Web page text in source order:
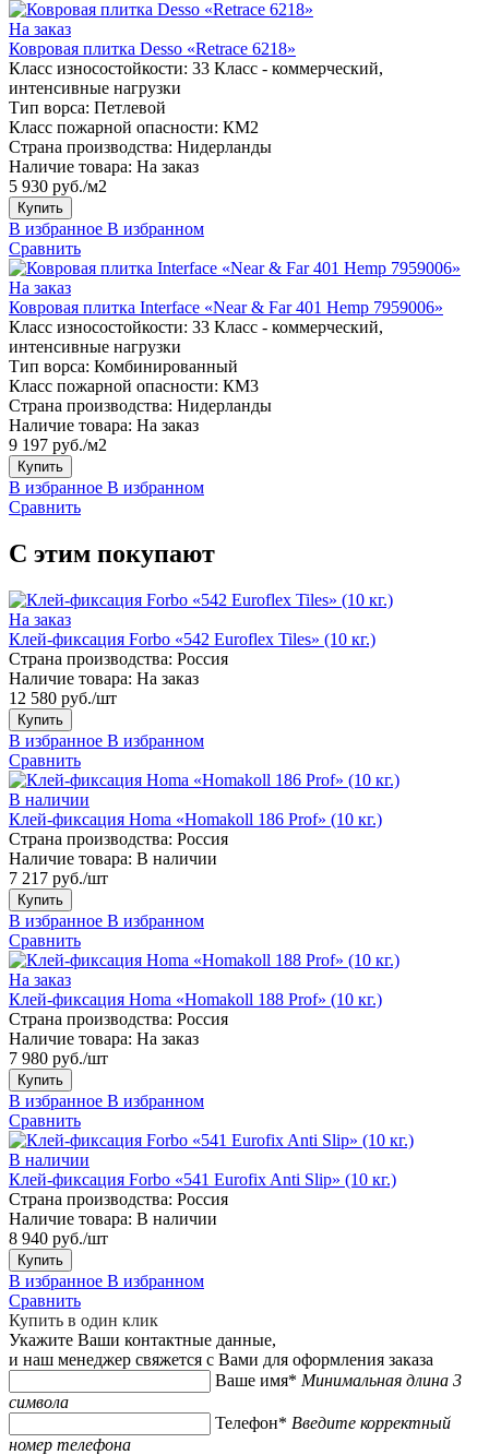
На заказ
Ковровая плитка Desso «Retrace 6218»
Класс износостойкости: 33 Класс - коммерческий,
интенсивные нагрузки
Тип ворса: Петлевой
Класс пожарной опасности: КМ2
Страна производства: Нидерланды
Наличие товара: На заказ
5 930 руб./м2
Купить
В избранное В избранном
Сравнить
На заказ
Ковровая плитка Interface «Near & Far 401 Hemp 7959006»
Класс износостойкости: 33 Класс - коммерческий,
интенсивные нагрузки
Тип ворса: Комбинированный
Класс пожарной опасности: КМ3
Страна производства: Нидерланды
Наличие товара: На заказ
9 197 руб./м2
Купить
В избранное В избранном
Сравнить
С этим покупают
На заказ
Клей-фиксация Forbo «542 Euroflex Tiles» (10 кг.)
Страна производства: Россия
Наличие товара: На заказ
12 580 руб./шт
Купить
В избранное В избранном
Сравнить
В наличии
Клей-фиксация Homa «Homakoll 186 Prof» (10 кг.)
Страна производства: Россия
Наличие товара: В наличии
7 217 руб./шт
Купить
В избранное В избранном
Сравнить
На заказ
Клей-фиксация Homa «Homakoll 188 Prof» (10 кг.)
Страна производства: Россия
Наличие товара: На заказ
7 980 руб./шт
Купить
В избранное В избранном
Сравнить
В наличии
Клей-фиксация Forbo «541 Eurofix Anti Slip» (10 кг.)
Страна производства: Россия
Наличие товара: В наличии
8 940 руб./шт
Купить
В избранное В избранном
Сравнить
Купить в один клик
Укажите Ваши контактные данные,
и наш менеджер свяжется с Вами для оформления заказа
Ваше имя* Минимальная длина 3
символа
Телефон* Введите корректный
номер телефона